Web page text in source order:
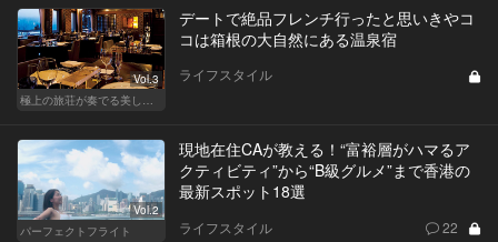
Vol.3
デートで絶品フレンチ行ったと思いきやコ
コは箱根の大自然にある温泉宿
ライフスタイル
Vol.2
パーフェクトフライト
現地在住CAが教える！“富裕層がハマるア
クティビティ”から“B級グルメ”まで香港の
最新スポット18選
ライフスタイル 22